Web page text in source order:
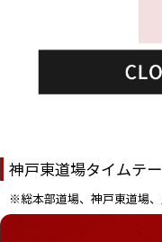
神戸東道場タイムテ
※総本部道場、神戸東道場